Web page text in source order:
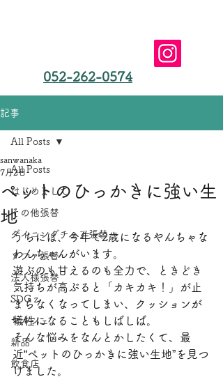
052-262-0574
記事
All Posts
はじめまして
その他張替
ダイニングチェア張替
ソファ張替
法人様張替
SDGｚ
マルシェ
新品
飲食店
All Posts
ペットのひっかきに強い生
地
sanwanaka
7月2日
うちには、今年で2歳になるやんちゃな
わんちゃんがいます。
遊ぶのも甘えるのも全力で、ときどき
気持ちが高ぶると「カキカキ！」が止
まらなくなってしまい、クッションが
犠牲になることもしばしば。
そんな悩みをなんとかしたくて、最
近“ペットのひっかきに強い生地”を見つ
けました。